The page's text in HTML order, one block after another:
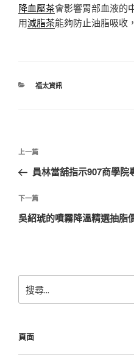
降血壓茶會影響胃部血液的
用減脂茶能夠防止油脂吸收，
分
福太資訊
文
導
覽
上
一
文
章
上一篇
員林當舖指示907商學
下
一
下一篇
吳紹琥的噴霧降溫精選抽脂
尋
字:
頁面